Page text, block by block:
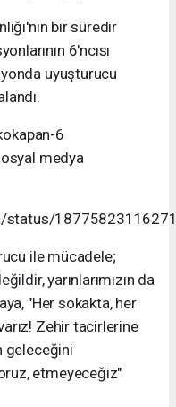
bir süredir
6'ncısı
uyuşturucu
6
medya
status/
ile mücadele;
yarınlarımızın da
"Her sokakta, her
Zehir tacirlerine
geleceğini
etmeyeceğiz"